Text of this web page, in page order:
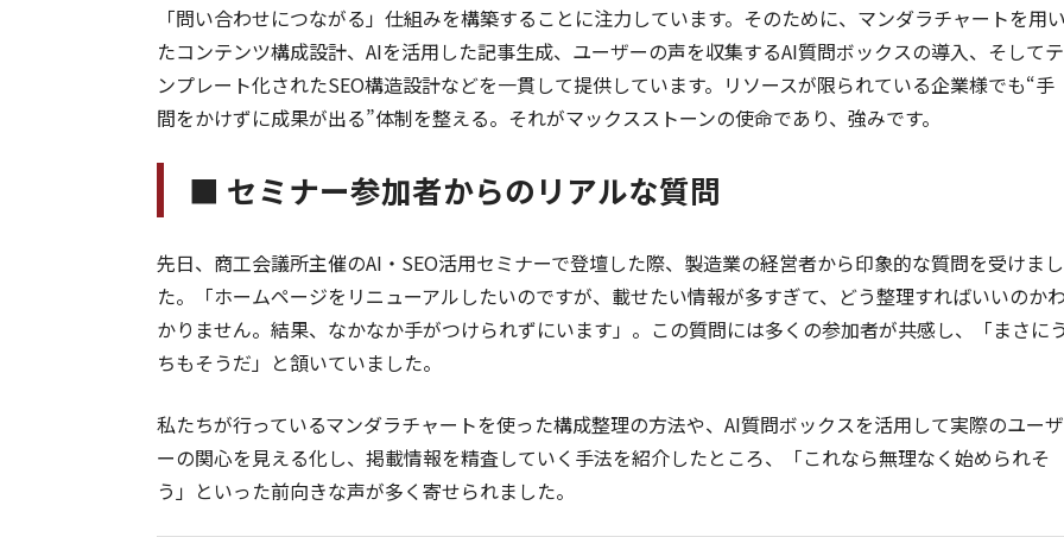
「問い合わせにつながる」仕組みを構築することに注力しています。そのために、マンダラチャートを用
たコンテンツ構成設計、AIを活用した記事生成、ユーザーの声を収集するAI質問ボックスの導入、そしてテ
ンプレート化されたSEO構造設計などを一貫して提供しています。リソースが限られている企業様でも“手
間をかけずに成果が出る”体制を整える。それがマックスストーンの使命であり、強みです。
■ セミナー参加者からのリアルな質問
先日、商工会議所主催のAI・SEO活用セミナーで登壇した際、製造業の経営者から印象的な質問を受けまし
た。「ホームページをリニューアルしたいのですが、載せたい情報が多すぎて、どう整理すればいいのか
かりません。結果、なかなか手がつけられずにいます」。この質問には多くの参加者が共感し、「まさに
ちもそうだ」と頷いていました。
私たちが行っているマンダラチャートを使った構成整理の方法や、AI質問ボックスを活用して実際のユーザ
ーの関心を見える化し、掲載情報を精査していく手法を紹介したところ、「これなら無理なく始められそ
う」といった前向きな声が多く寄せられました。